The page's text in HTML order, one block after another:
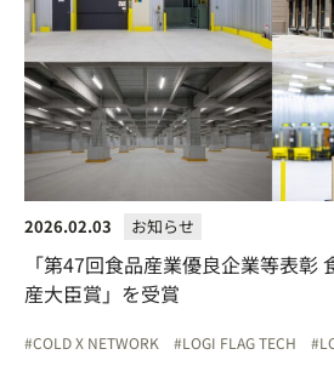
2026.02.03 お知らせ
「第47回食品産業優良企業等表彰
産大臣賞」を受賞
COLD X NETWORK LOGI FLAG TECH